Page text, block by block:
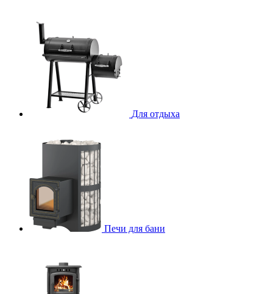
Для отдыха
Печи для бани